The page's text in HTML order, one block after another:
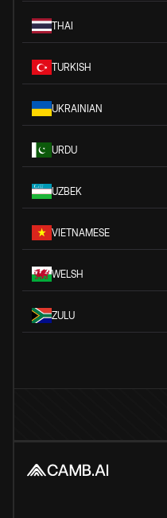
THAI
TURKISH
UKRAINIAN
URDU
UZBEK
VIETNAMESE
WELSH
ZULU